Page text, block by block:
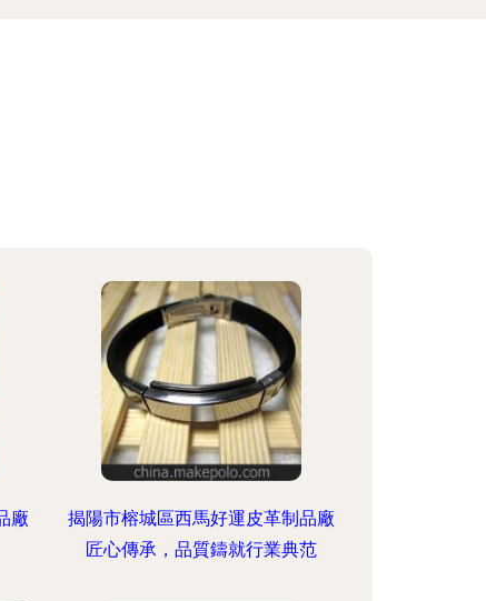
廠
揭陽市榕城區西馬好運皮革制品廠
匠心傳承，品質鑄就行業典范